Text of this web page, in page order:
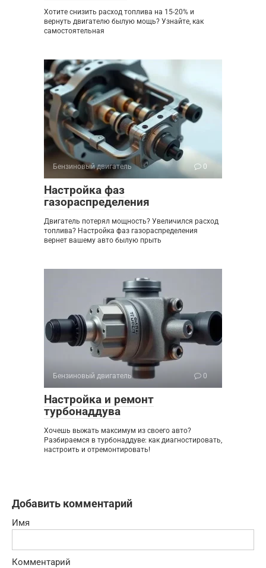
Хотите снизить расход топлива на 15-20% и
вернуть двигателю былую мощь? Узнайте, как
самостоятельная
Бензиновый двигатель 0
Настройка фаз
газораспределения
Двигатель потерял мощность? Увеличился расход
топлива? Настройка фаз газораспределения
вернет вашему авто былую прыть
Бензиновый двигатель 0
Настройка и ремонт
турбонаддува
Хочешь выжать максимум из своего авто?
Разбираемся в турбонаддуве: как диагностировать,
настроить и отремонтировать!
Добавить комментарий
Имя
Комментарий